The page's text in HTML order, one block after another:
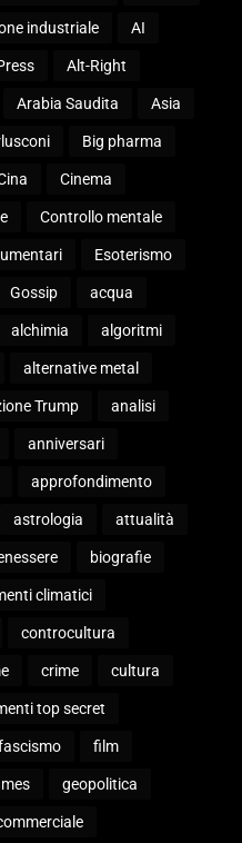
industriale AI
Alt-Right
Arabia Saudita Asia
Big pharma
Cinema
Controllo mentale
Esoterismo
Gossip acqua
alchimia algoritmi
alternative metal
Trump analisi
anniversari
approfondimento
astrologia attualità
biografie
climatici
controcultura
crime cultura
top secret
film
geopolitica